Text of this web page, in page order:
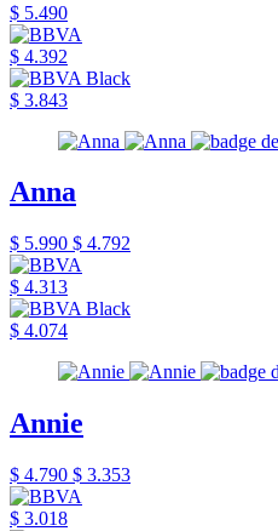
$ 5.490
$ 4.392
$ 3.843
Anna
$ 5.990 $ 4.792
$ 4.313
$ 4.074
Annie
$ 4.790 $ 3.353
$ 3.018